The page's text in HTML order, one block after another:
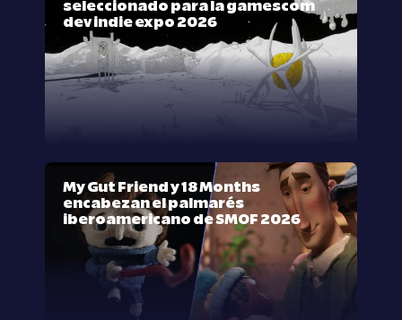
seleccionado para la gamescom
dev indie expo 2026
My Gut Friend y 18 Months
encabezan el palmarés
iberoamericano de SMOF 2026